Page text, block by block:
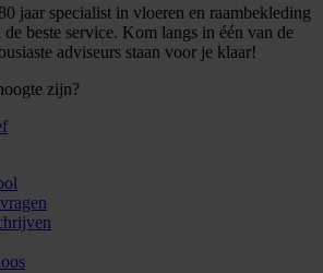
jaar specialist in vloeren en raambekleding
de beste service. Kom langs in één van de
adviseurs staan voor je klaar!
zijn?